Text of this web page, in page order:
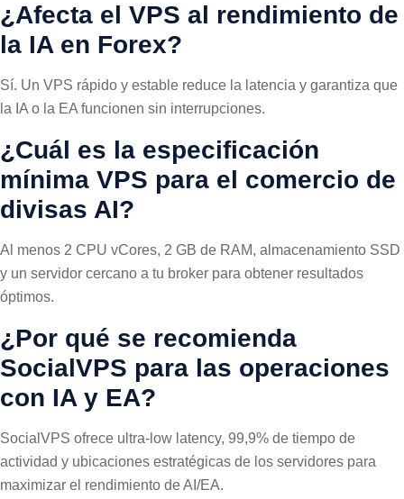
¿Afecta el VPS al rendimiento de
la IA en Forex?
Sí. Un VPS rápido y estable reduce la latencia y garantiza que
la IA o la EA funcionen sin interrupciones.
¿Cuál es la especificación
mínima VPS para el comercio de
divisas AI?
Al menos 2 CPU vCores, 2 GB de RAM, almacenamiento SSD
y un servidor cercano a tu broker para obtener resultados
óptimos.
¿Por qué se recomienda
SocialVPS para las operaciones
con IA y EA?
SocialVPS ofrece ultra-low latency, 99,9% de tiempo de
actividad y ubicaciones estratégicas de los servidores para
maximizar el rendimiento de AI/EA.